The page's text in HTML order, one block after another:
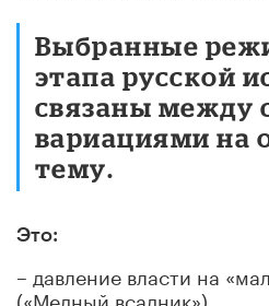
Выбранные
этапа русской
связаны между
вариациями на
тему.
Это:
– давление власти на
(«Медный всадник»),